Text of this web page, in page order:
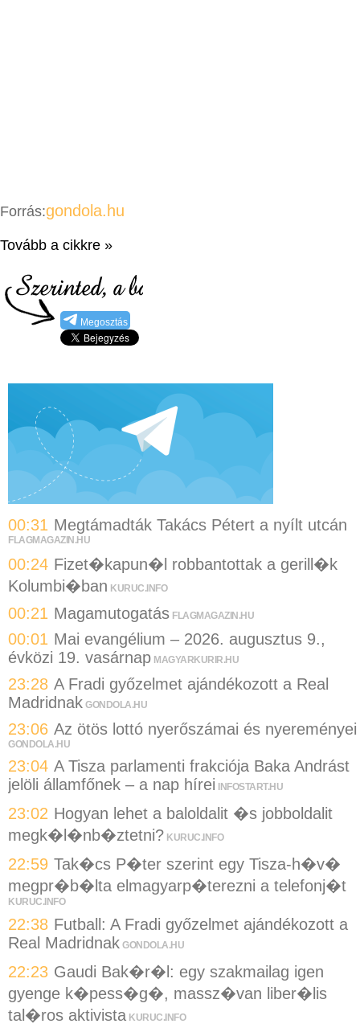
Forrás:gondola.hu
Tovább a cikkre »
Megosztás
00:31 Megtámadták Takács Pétert a nyílt utcán
FLAGMAGAZIN.HU
00:24 Fizet�kapun�l robbantottak a gerill�k
Kolumbi�ban KURUC.INFO
00:21 Magamutogatás FLAGMAGAZIN.HU
00:01 Mai evangélium – 2026. augusztus 9.,
évközi 19. vasárnap MAGYARKURIR.HU
23:28 A Fradi győzelmet ajándékozott a Real
Madridnak GONDOLA.HU
23:06 Az ötös lottó nyerőszámai és nyereményei
GONDOLA.HU
23:04 A Tisza parlamenti frakciója Baka Andrást
jelöli államfőnek – a nap hírei
INFOSTART.HU
23:02 Hogyan lehet a baloldalit �s jobboldalit
megk�l�nb�ztetni? KURUC.INFO
22:59 Tak�cs P�ter szerint egy Tisza-h�v�
megpr�b�lta elmagyarp�terezni a telefonj�t
KURUC.INFO
22:38 Futball: A Fradi győzelmet ajándékozott a
Real Madridnak GONDOLA.HU
22:23 Gaudi Bak�r�l: egy szakmailag igen
gyenge k�pess�g�, massz�van liber�lis
tal�ros aktivista KURUC.INFO